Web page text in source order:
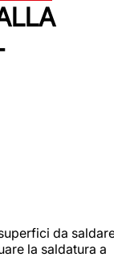
da
la saldatura a